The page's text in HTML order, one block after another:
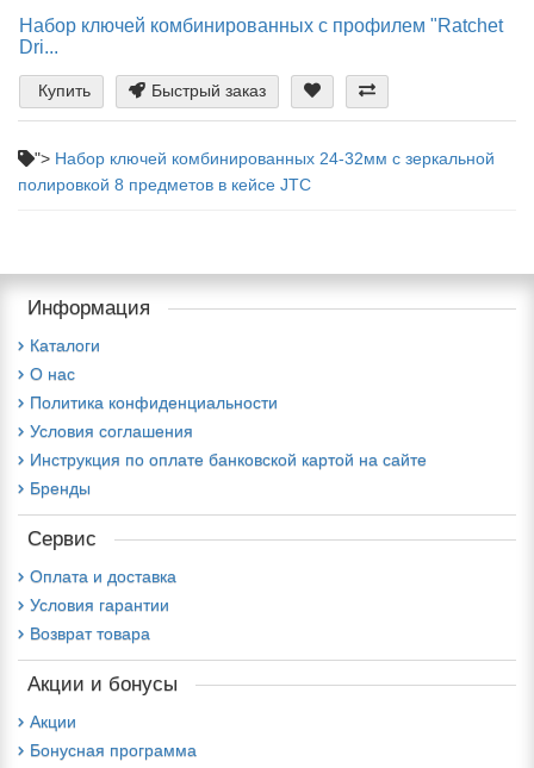
Набор ключей комбинированных с профилем "Ratchet
Dri...
Купить Быстрый заказ
"> Набор ключей комбинированных 24-32мм с зеркальной
полировкой 8 предметов в кейсе JTC
Информация
Каталоги
О нас
Политика конфиденциальности
Условия соглашения
Инструкция по оплате банковской картой на сайте
Бренды
Сервис
Оплата и доставка
Условия гарантии
Возврат товара
Акции и бонусы
Акции
Бонусная программа